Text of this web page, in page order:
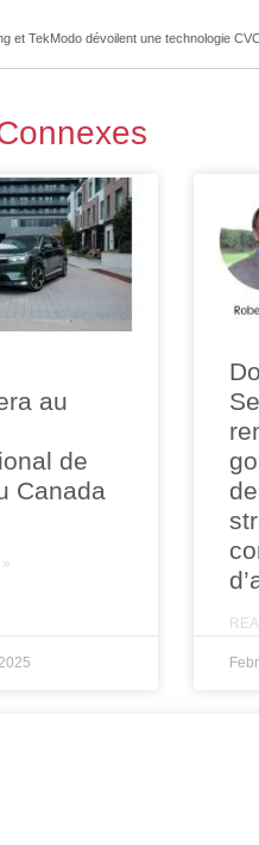
au
de
Canada